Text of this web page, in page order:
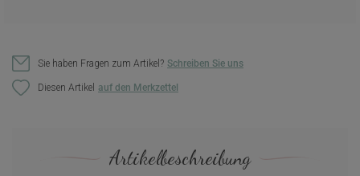
Sie haben Fragen zum Artikel? Schreiben Sie uns
Diesen Artikel
Artikelbeschreibung